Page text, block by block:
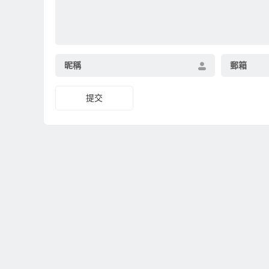
昵稱 郵箱
提交